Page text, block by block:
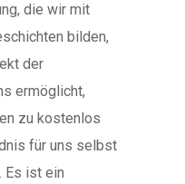
die wir mit
bilden,
der
ermöglicht,
zu kostenlos
für uns selbst
Es ist ein